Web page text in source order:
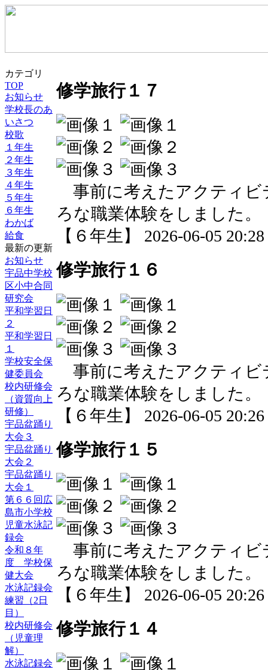
カテゴリ
TOP
お知らせ
学校長のあ
いさつ
校歌
１年生
２年生
３年生
４年生
５年生
６年生
わかば
給食
最新の更新
お知らせ
宇品中学校
区小中合同
研究会
平和学習日
２
平和学習日
１
学校安全保
健委員会
校内研修会
（資質向上
研修）
宇品盆踊り
大会３
宇品盆踊り
大会２
宇品盆踊り
大会１
第６６回広
島市小学校
児童水泳記
録会
令和８年
度 学校保
健大会
水泳記録会
練習（2日
目）
校内研修会
（児童理
解）
水泳記録会
修学旅行１７
事前に考えたアクティビ
ろな職業体験をしました。
【６年生】 2026-06-05
修学旅行１６
事前に考えたアクティビ
ろな職業体験をしました。
【６年生】 2026-06-05
修学旅行１５
事前に考えたアクティビ
ろな職業体験をしました。
【６年生】 2026-06-05
修学旅行１４